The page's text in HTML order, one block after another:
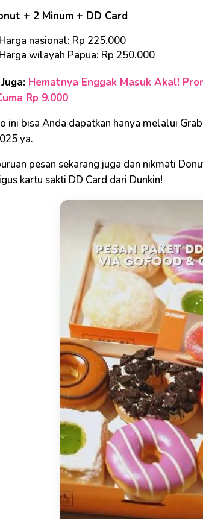
+ 2 Minum + DD Card
Harga nasional: Rp 225.000
Harga wilayah Papua: Rp 250.000
Hematnya Enggak Masuk Akal!
Rp 9.000
ini bisa Anda dapatkan hanya melalui
ya.
pesan sekarang juga dan nikmati
kartu sakti DD Card dari Dunkin!